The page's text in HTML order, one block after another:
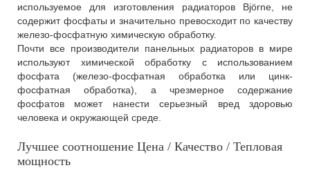
используемое для изготовления радиаторов Björne, не
содержит фосфаты и значительно превосходит по качеству
железо-фосфатную химическую обработку.
Почти все производители панельных радиаторов в мире
используют химической обработку с использованием
фосфата (железо-фосфатная обработка или цинк-
фосфатная обработка), а чрезмерное содержание
фосфатов может нанести серьезный вред здоровью
человека и окружающей среде.
Лучшее соотношение Цена / Качество / Тепловая
мощность